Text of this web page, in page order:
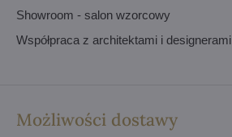
Showroom - salon wzorcowy
Współpraca z architektami i designerami
Możliwości dostawy